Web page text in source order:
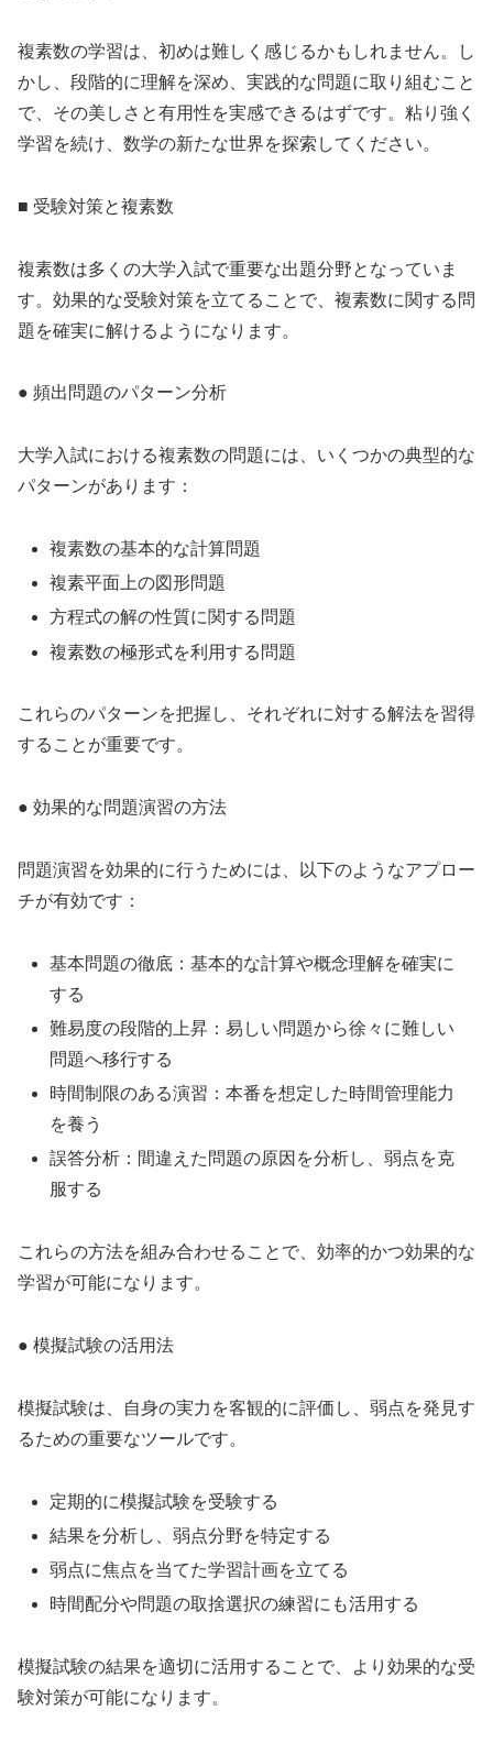
複素数の学習は、初めは難しく感じるかもしれません。し
かし、段階的に理解を深め、実践的な問題に取り組むこと
で、その美しさと有用性を実感できるはずです。粘り強く
学習を続け、数学の新たな世界を探索してください。
■ 受験対策と複素数
複素数は多くの大学入試で重要な出題分野となっていま
す。効果的な受験対策を立てることで、複素数に関する問
題を確実に解けるようになります。
● 頻出問題のパターン分析
大学入試における複素数の問題には、いくつかの典型的な
パターンがあります：
複素数の基本的な計算問題
複素平面上の図形問題
方程式の解の性質に関する問題
複素数の極形式を利用する問題
これらのパターンを把握し、それぞれに対する解法を習得
することが重要です。
● 効果的な問題演習の方法
問題演習を効果的に行うためには、以下のようなアプロー
チが有効です：
基本問題の徹底：基本的な計算や概念理解を確実に
する
難易度の段階的上昇：易しい問題から徐々に難しい
問題へ移行する
時間制限のある演習：本番を想定した時間管理能力
を養う
誤答分析：間違えた問題の原因を分析し、弱点を克
服する
これらの方法を組み合わせることで、効率的かつ効果的な
学習が可能になります。
● 模擬試験の活用法
模擬試験は、自身の実力を客観的に評価し、弱点を発見す
るための重要なツールです。
定期的に模擬試験を受験する
結果を分析し、弱点分野を特定する
弱点に焦点を当てた学習計画を立てる
時間配分や問題の取捨選択の練習にも活用する
模擬試験の結果を適切に活用することで、より効果的な受
験対策が可能になります。